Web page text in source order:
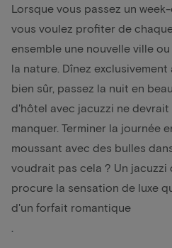
Lorsque vous passez un
vous voulez profiter de
ensemble une nouvelle ville
la nature. Dînez exclusivement
bien sûr, passez la nuit en
d'hôtel avec jacuzzi ne
manquer. Terminer la journée
moussant avec des bulles
voudrait pas cela ? Un jacuzzi
procure la sensation de luxe
d'un forfait romantique